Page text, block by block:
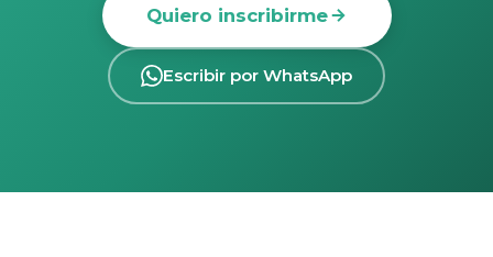
Quiero inscribirme
Escribir por WhatsApp